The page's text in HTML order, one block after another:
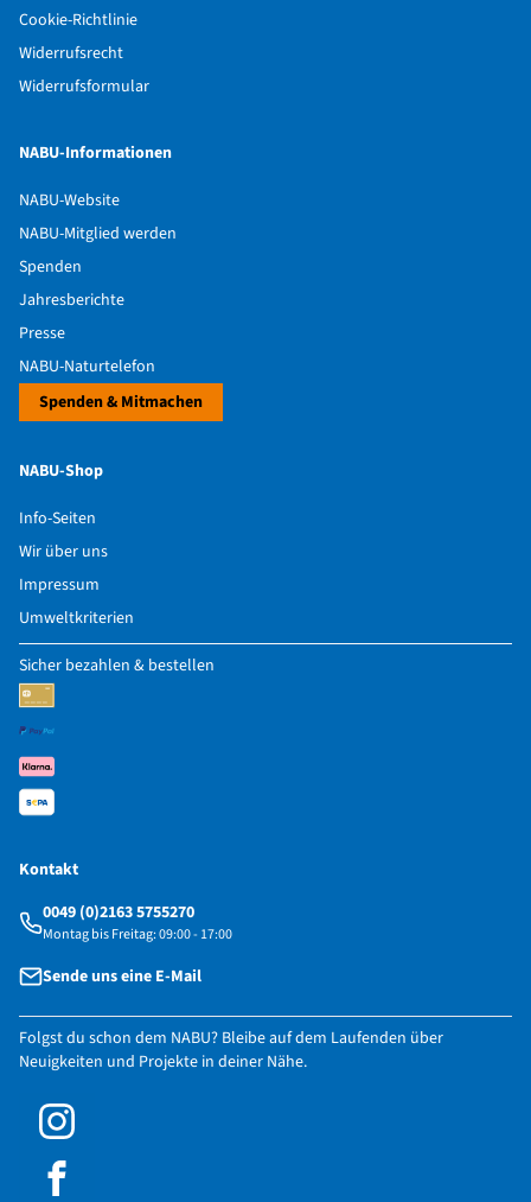
Cookie-Richtlinie
Widerrufsrecht
Widerrufsformular
NABU-Informationen
NABU-Website
NABU-Mitglied werden
Spenden
Jahresberichte
Presse
NABU-Naturtelefon
Spenden & Mitmachen
NABU-Shop
Info-Seiten
Wir über uns
Impressum
Umweltkriterien
Sicher bezahlen & bestellen
Kontakt
0049 (0)2163 5755270
Montag bis Freitag: 09:00 - 17:00
Sende uns eine E-Mail
Folgst du schon dem NABU? Bleibe auf dem Laufenden über
Neuigkeiten und Projekte in deiner Nähe.